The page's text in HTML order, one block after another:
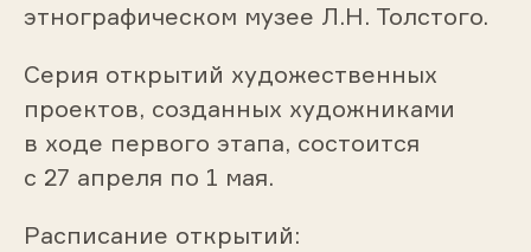
этнографическом музее Л.Н. Толстого.
Серия открытий художественных
проектов, созданных художниками
в ходе первого этапа, состоится
с 27 апреля по 1 мая.
Расписание открытий: